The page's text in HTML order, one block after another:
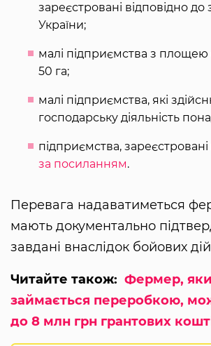
зареєстровані відповідно до
України;
малі підприємства з площею
50 га;
малі підприємства, які
господарську діяльність
підприємства,
за посиланням.
Перевага надаватиметься
мають документально
завдані внаслідок бойових
Читайте також: Фермер,
займається переробкою,
до 8 млн грн грантових